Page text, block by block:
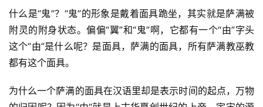
什么是“鬼”？“鬼”的形象是戴着面具跪坐，其实就是萨满被
附灵的附身状态。偏偏“翼”和“鬼”啊，它都有一个“由”字头
这个“由”是什么呢？是面具，萨满的面具，所有萨满教巫教
都有这个面具。
为什么一个萨满的面具在汉语里却是表示时间的起点，万物